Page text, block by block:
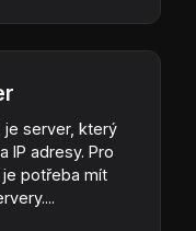
server, který
IP adresy. Pro
potřeba mít